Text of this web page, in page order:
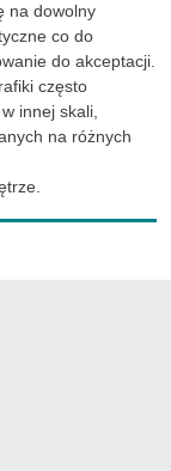
na dowolny
co do
do akceptacji.
często
innej skali,
na różnych